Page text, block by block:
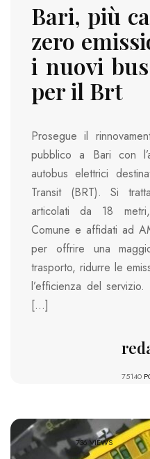
Bari, più
zero
i nuovi
per il Brt
Prosegue il
pubblico a Bari con
autobus elettrici
Transit (BRT). Si
articolati da 18
Comune e affidati ad
per offrire una
trasporto, ridurre le
l’efficienza del
[…]
75140
736 VIEWS